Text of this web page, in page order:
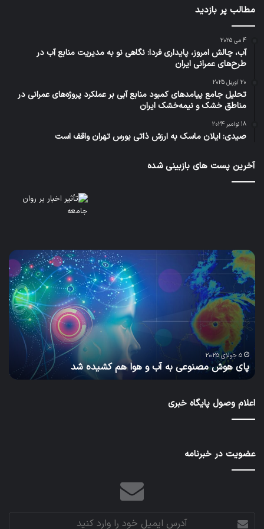
مطالب پر بازدید
4 می 2025
آب، چالش امروز، پایداری فردا: نگاهی نو به مدیریت منابع آب در
طرح‌های عمرانی ایران
20 آوریل 2025
تحلیل جامع پیامدهای کمبود منابع آبی بر عملکرد پروژه‌های عمرانی در
مناطق خشک و نیمه‌خشک ایران
18 نوامبر 2024
صیدی: ایلان ماسک به ارزش ذاتی بورس تهران واقف است
آخرین پست های بازبینی شده
پای
هوش
مصنوعی
به
آب
هوا
هم
کشیده
شد
5 جولای 2025
پای هوش مصنوعی به آب و هوا هم کشیده شد
و
اعلام وصول پایگاه خبری
عضویت در خبرنامه